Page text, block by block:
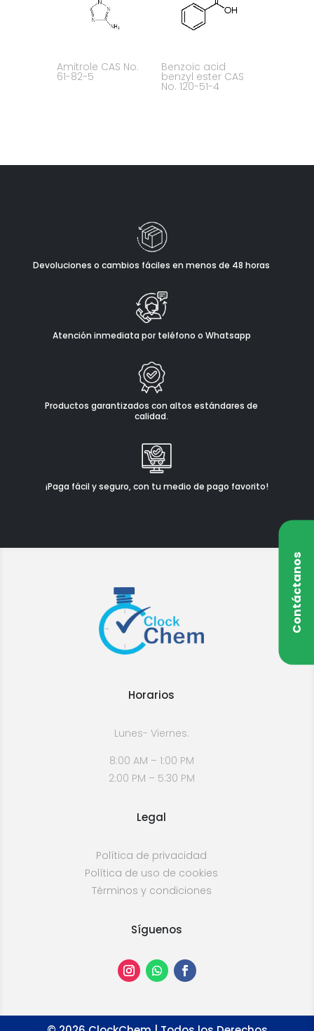
Amitrole CAS No.
61-82-5
Benzoic acid
benzyl ester CAS
No. 120-51-4
Devoluciones o cambios fáciles en menos de 48 horas
Atención inmediata por teléfono o Whatsapp
Productos garantizados con altos estándares de
calidad.
¡Paga fácil y seguro, con tu medio de pago favorito!
Contáctanos
Horarios
Lunes- Viernes:
8:00 AM – 1:00 PM
2:00 PM – 5:30 PM
Legal
Política de privacidad
Política de uso de cookies
Términos y condiciones
Síguenos